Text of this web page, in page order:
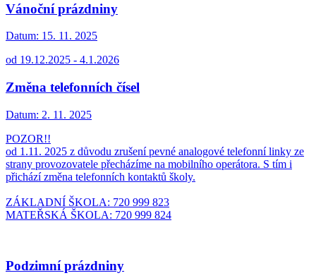
Vánoční prázdniny
Datum: 15. 11. 2025
od 19.12.2025 - 4.1.2026
Změna telefonních čísel
Datum: 2. 11. 2025
POZOR!!
od 1.11. 2025 z důvodu zrušení pevné analogové telefonní linky ze
strany provozovatele přecházíme na mobilního operátora. S tím i
přichází změna telefonních kontaktů školy.
ZÁKLADNÍ ŠKOLA: 720 999 823
MATEŘSKÁ ŠKOLA: 720 999 824
Podzimní prázdniny